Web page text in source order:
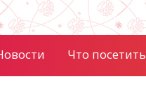
Что посетить